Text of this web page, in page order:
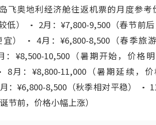
飞奥地利经济舱往返机票的月度参
低） • 2月：¥7,800-9,500（春节前
宜） • 4月：¥6,800-8,500（春季旅
¥8,500-10,500（暑期开始，价格
月：¥8,800-11,000（暑期延续，
：¥6,800-8,500（秋季相对平稳） •
前，价格小幅上涨）